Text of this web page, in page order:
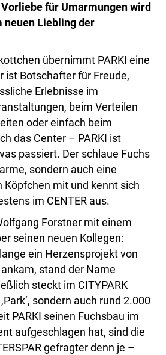
für Umarmungen wird
neuen Liebling der
übernimmt PARKI eine
ist Botschafter für Freude,
Erlebnisse im
beim Verteilen
oder einfach beim
das Center – PARKI ist
passiert. Der schlaue Fuchs
sondern auch eine
Köpfchen mit und kennt sich
im CENTER aus.
Forstner mit einem
seinen neuen Kollegen:
ein Herzensprojekt von
stand der Name
steckt im CITYPARK
sondern auch rund 2.000
PARKI seinen Fuchsbau im
aufgeschlagen hat, sind die
gefragter denn je –